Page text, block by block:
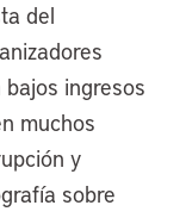
del
ingresos
muchos
y
sobre